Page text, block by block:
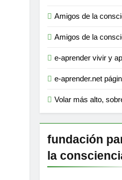
Amigos de la
Amigos de la
e-aprender vivir y
e-aprender.net
Volar más alto,
fundación
la